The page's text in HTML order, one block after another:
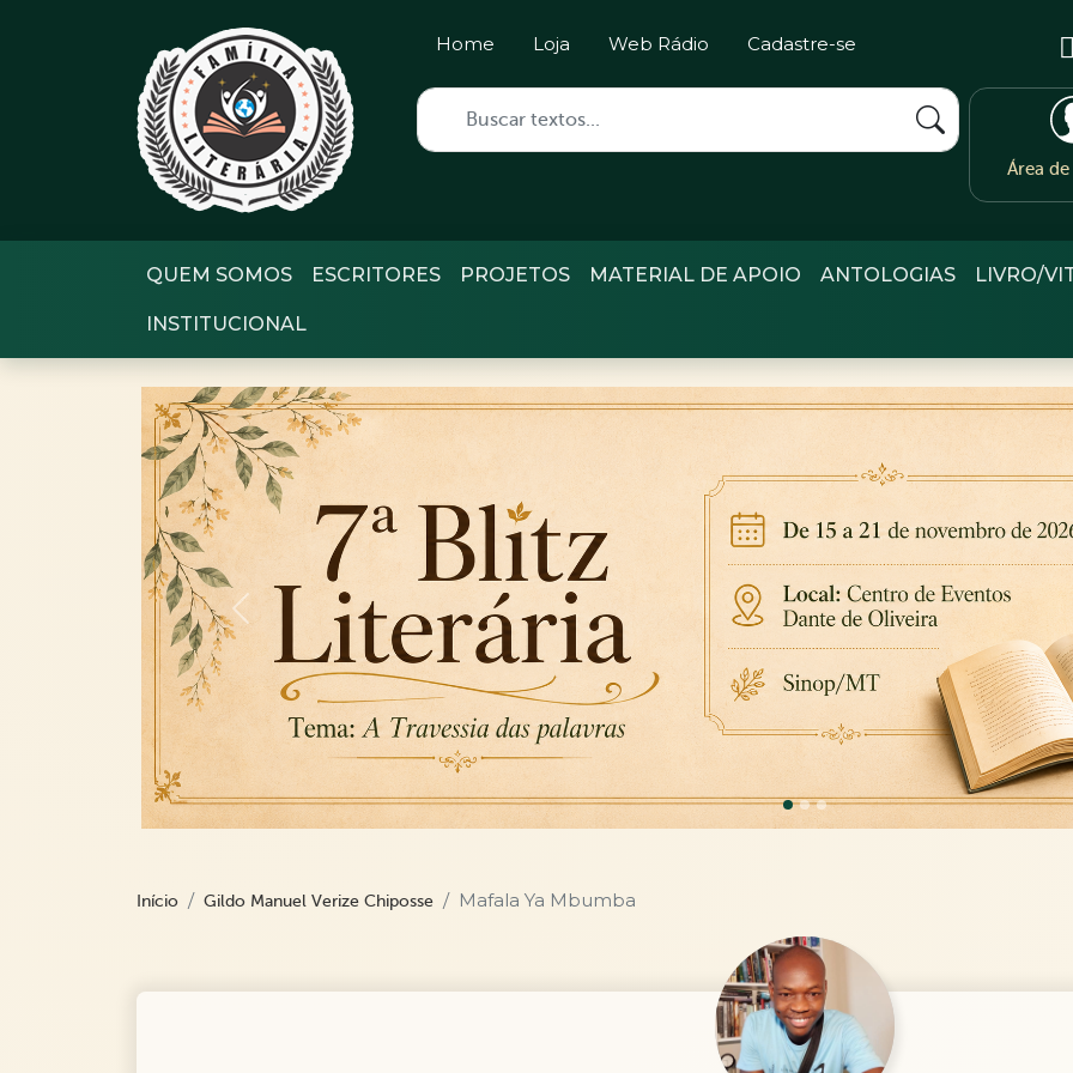
Home Loja Web Rádio Cadastre-se
Área
QUEM SOMOS ESCRITORES PROJETOS MATERIAL DE APOIO ANTOLOGIAS LIVRO/
INSTITUCIONAL
Previous
Início Gildo Manuel Verize Chiposse Mafala Ya Mbumba